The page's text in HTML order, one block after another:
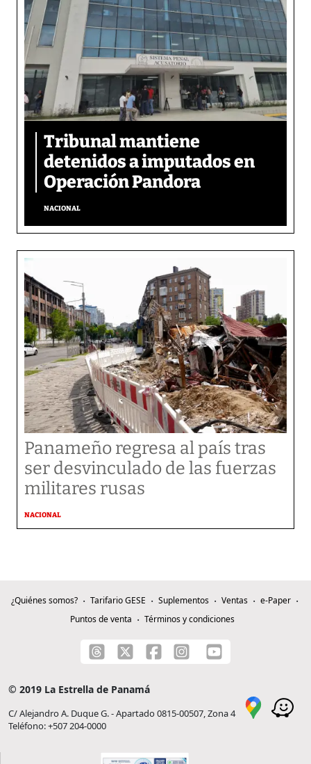
Tribunal mantiene
detenidos a imputados en
Operación Pandora
NACIONAL
Panameño regresa al país tras
ser desvinculado de las fuerzas
militares rusas
NACIONAL
¿Quiénes somos? Tarifario GESE Suplementos Ventas
e-Paper
Puntos de venta
Términos y condiciones
© 2019 La Estrella de Panamá
C/ Alejandro A. Duque G. - Apartado 0815-00507, Zona 4
Teléfono: +507 204-0000